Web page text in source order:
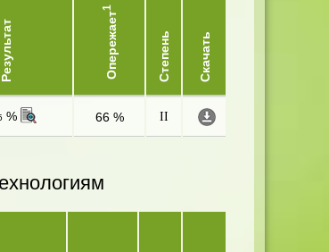
Результат Опережает
1
Степень Скачать
% 66 % II